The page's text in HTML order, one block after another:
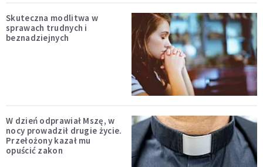
Skuteczna modlitwa w
sprawach trudnych i
beznadziejnych
W dzień odprawiał Mszę, w
nocy prowadził drugie życie.
Przełożony kazał mu
opuścić zakon